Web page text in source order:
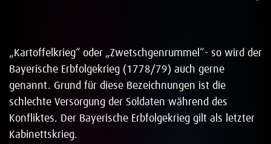
„Kartoffelkrieg“ oder „Zwetschgenrummel“- so wird der
Bayerische Erbfolgekrieg (1778/79) auch gerne
genannt. Grund für diese Bezeichnungen ist die
schlechte Versorgung der Soldaten während des
Konfliktes. Der Bayerische Erbfolgekrieg gilt als letzter
Kabinettskrieg.